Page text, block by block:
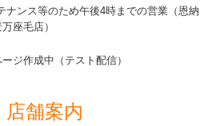
ナンス等のため午後4時までの営業（恩納
座毛店）
ジ作成中（テスト配信）
店舗案内